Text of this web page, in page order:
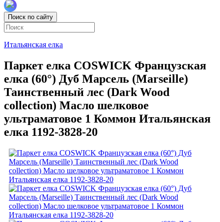
Поиск по сайту
Итальянская елка
Паркет елка COSWICK Французская
елка (60°) Дуб Марсель (Marseille)
Таинственный лес (Dark Wood
collection) Масло шелковое
ультраматовое 1 Коммон Итальянская
елка 1192-3828-20